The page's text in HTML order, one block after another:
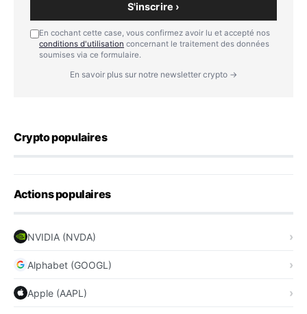
S'inscrire ›
En cochant cette case, vous confirmez avoir lu et accepté nos
conditions d'utilisation concernant le traitement des données
soumises via ce formulaire.
En savoir plus sur notre newsletter crypto →
Crypto populaires
Actions populaires
NVIDIA (NVDA)
Alphabet (GOOGL)
Apple (AAPL)